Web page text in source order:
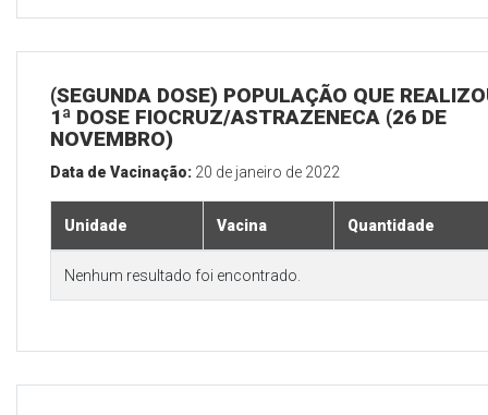
(SEGUNDA DOSE) POPULAÇÃO QUE
1ª DOSE FIOCRUZ/ASTRAZENECA (26 DE
NOVEMBRO)
Data de Vacinação: 20 de janeiro de 2022
Unidade Vacina Quantidade
Nenhum resultado foi encontrado.